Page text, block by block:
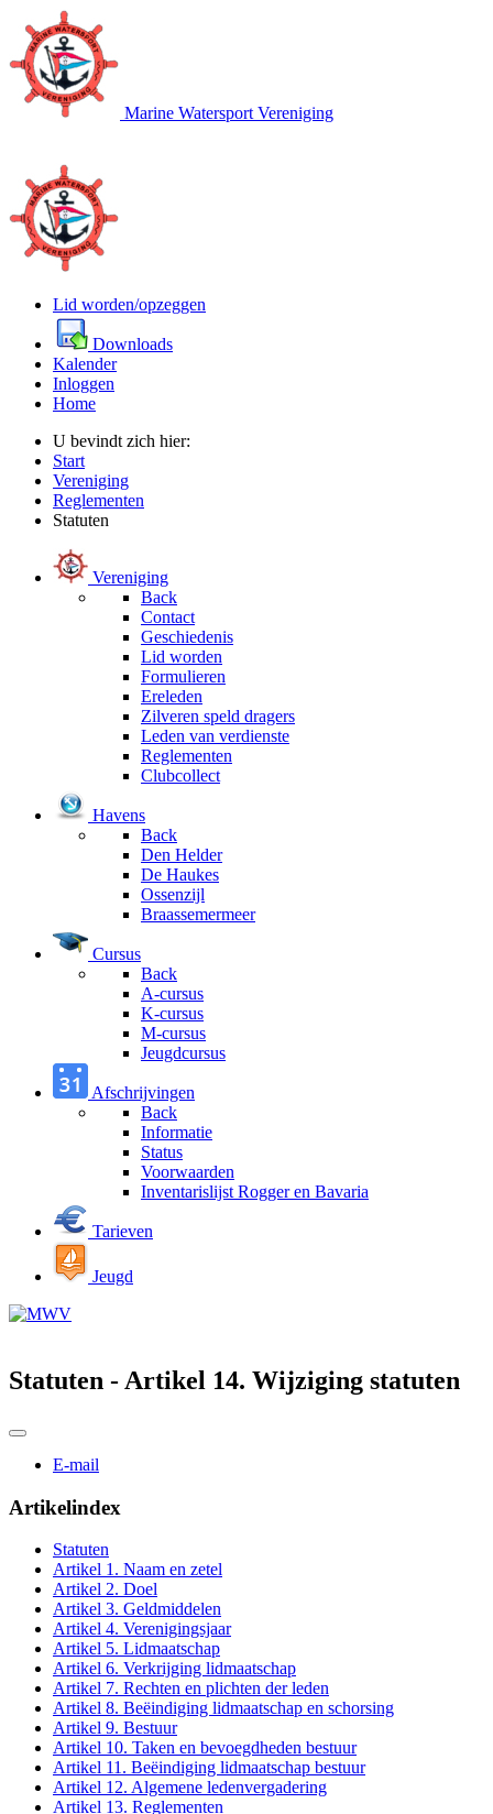
Marine Watersport Vereniging
Lid worden/opzeggen
Downloads
Kalender
Inloggen
Home
U bevindt zich hier:
Start
Vereniging
Reglementen
Statuten
Vereniging
Back
Contact
Geschiedenis
Lid worden
Formulieren
Ereleden
Zilveren speld dragers
Leden van verdienste
Reglementen
Clubcollect
Havens
Back
Den Helder
De Haukes
Ossenzijl
Braassemermeer
Cursus
Back
A-cursus
K-cursus
M-cursus
Jeugdcursus
Afschrijvingen
Back
Informatie
Status
Voorwaarden
Inventarislijst Rogger en Bavaria
Tarieven
Jeugd
Statuten - Artikel 14. Wijziging statuten
E-mail
Artikelindex
Statuten
Artikel 1. Naam en zetel
Artikel 2. Doel
Artikel 3. Geldmiddelen
Artikel 4. Verenigingsjaar
Artikel 5. Lidmaatschap
Artikel 6. Verkrijging lidmaatschap
Artikel 7. Rechten en plichten der leden
Artikel 8. Beëindiging lidmaatschap en schorsing
Artikel 9. Bestuur
Artikel 10. Taken en bevoegdheden bestuur
Artikel 11. Beëindiging lidmaatschap bestuur
Artikel 12. Algemene ledenvergadering
Artikel 13. Reglementen